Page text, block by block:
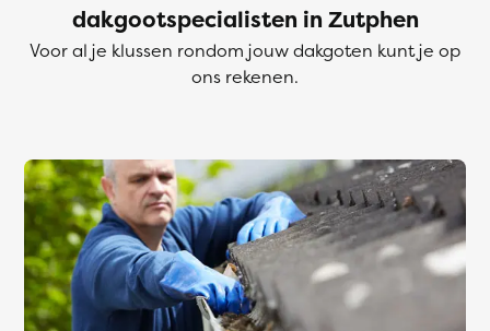
dakgootspecialisten in Zutphen
Voor al je klussen rondom jouw dakgoten kunt je op
ons rekenen.